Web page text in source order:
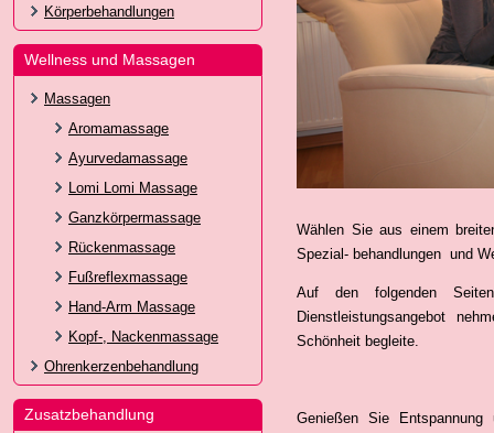
Körperbehandlungen
Wellness und Massagen
Massagen
Aromamassage
Ayurvedamassage
Lomi Lomi Massage
Ganzkörpermassage
Rückenmassage
Fußreflexmassage
Hand-Arm Massage
Kopf-, Nackenmassage
Ohrenkerzenbehandlung
Zusatzbehandlung
Wählen Sie aus einem
Spezial- behandlungen und
Auf den folgenden
Dienstleistungsangebot
Schönheit begleite.
Genießen Sie